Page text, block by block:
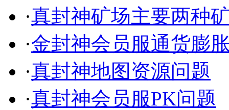
·真封神矿场主要两种
·金封神会员服通货膨
·真封神地图资源问题
·真封神会员服PK问题